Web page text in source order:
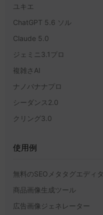
ユキエ
ChatGPT 5.6 ソル
Claude 5.0
ジェミニ3.1プロ
複雑さAI
ナノバナナプロ
シーダンス2.0
クリング3.0
使用例
無料のSEOメタタグエディタ
商品画像生成ツール
広告画像ジェネレーター